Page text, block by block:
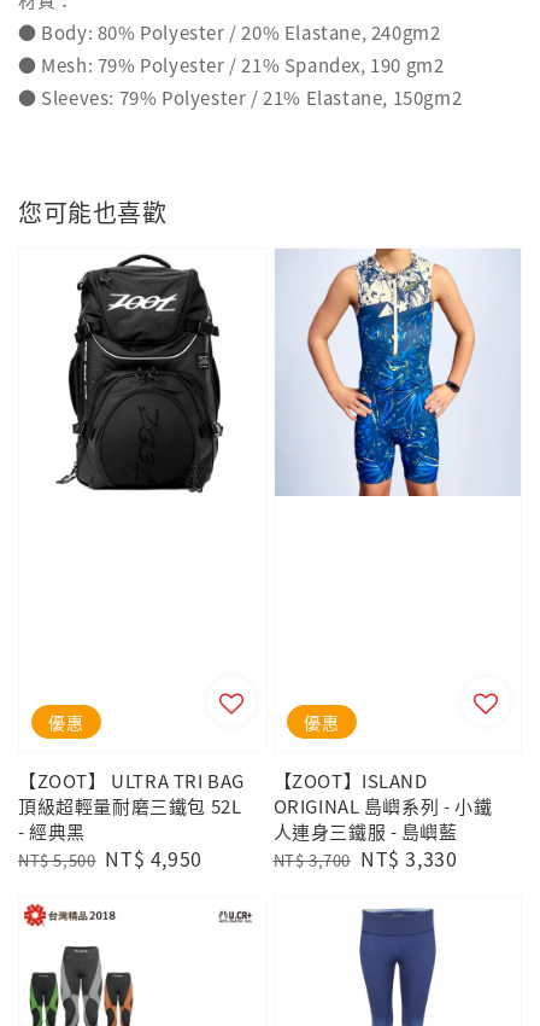
● Body: 80% Polyester / 20% Elastane, 240gm2
● Mesh: 79% Polyester / 21% Spandex, 190 gm2
● Sleeves: 79% Polyester / 21% Elastane, 150gm2
您可能也喜歡
優惠
【ZOOT】 ULTRA TRI BAG
頂級超輕量耐磨三鐵包 52L
- 經典黑
Regular
NT$ 5,500 Sale
NT$ 4,950
優惠
【ZOOT】ISLAND
ORIGINAL 島嶼系列 - 小鐵
人連身三鐵服 - 島嶼藍
Regular
NT$ 3,700 Sale
NT$ 3,330